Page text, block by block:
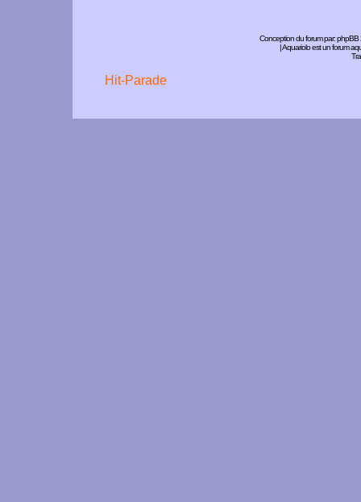
Conception du forum par:phpBB
| Aquariolo est un forum